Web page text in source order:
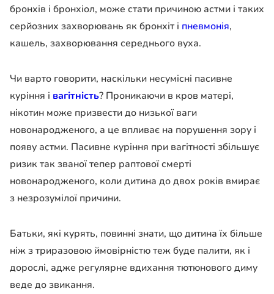
бронхів і бронхіол, може стати причиною астми і таких
серйозних захворювань як бронхіт і пневмонія,
кашель, захворювання середнього вуха.
Чи варто говорити, наскільки несумісні пасивне
куріння і вагітність? Проникаючи в кров матері,
нікотин може призвести до низької ваги
новонародженого, а це впливає на порушення зору і
появу астми. Пасивне куріння при вагітності збільшує
ризик так званої тепер раптової смерті
новонародженого, коли дитина до двох років вмирає
з незрозумілої причини.
Батьки, які курять, повинні знати, що дитина їх більше
ніж з триразовою ймовірністю теж буде палити, як і
дорослі, адже регулярне вдихання тютюнового диму
веде до звикання.